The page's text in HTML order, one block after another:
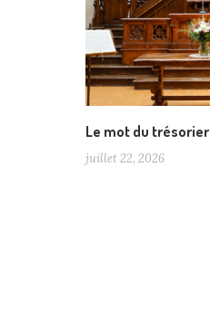
Le mot du trésorier
juillet 22, 2026